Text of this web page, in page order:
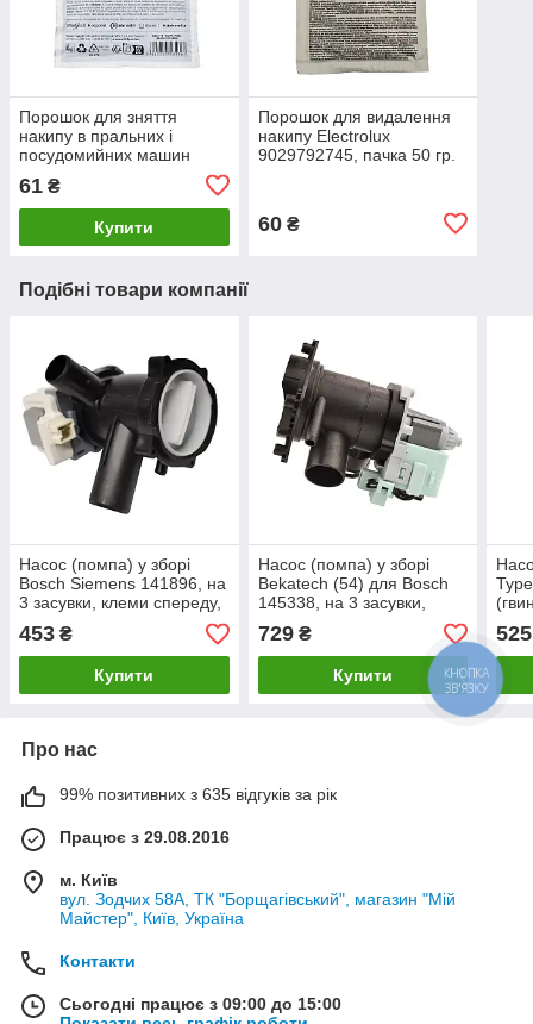
Порошок для зняття
накипу в пральних і
посудомийних машин
61 ₴
Купити
Порошок для видалення
накипу Electrolux
9029792745, пачка 50 гр.
60₴
Подібні товари компанії
Насос (помпа) у зборі
Bosch Siemens 141896, на
3 засувки, клеми спереду,
разом
453 ₴
Купити
Насос (помпа) у зборі
Bekatech (54) для Bosch
145338, на 3 засувки,
клеми спереду, разом
729₴
Купити
525
Про нас
99% позитивних з 635 відгуків за рік
Працює з 29.08.2016
м. Київ
вул. Зодчих 58А, ТК "Борщагівський", магазин "Мій
Майстер", Київ, Україна
Контакти
Сьогодні працює з 09:00 до 15:00
КНОПКА
ЗВ'ЯЗКУ